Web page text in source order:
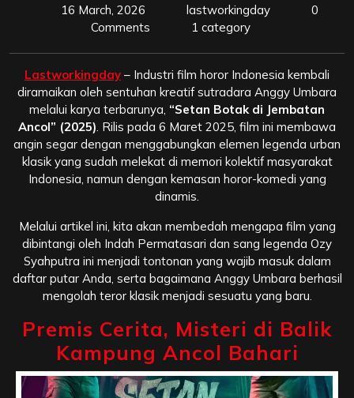
16 March, 2026 lastworkingday
0
Comments
1 category
Lastworkingday – Industri film horor Indonesia kembali
diramaikan oleh sentuhan kreatif sutradara Anggy Umbara
melalui karya terbarunya, “Setan Botak di Jembatan
Ancol” (2025) . Rilis pada 6 Maret 2025, film ini membawa
angin segar dengan menggabungkan elemen legenda urban
klasik yang sudah melekat di memori kolektif masyarakat
Indonesia, namun dengan kemasan horor-komedi yang
dinamis.
Melalui artikel ini, kita akan membedah mengapa film yang
dibintangi oleh Indah Permatasari dan sang legenda Ozy
Syahputra ini menjadi tontonan yang wajib masuk dalam
daftar putar Anda, serta bagaimana Anggy Umbara berhasil
mengolah teror klasik menjadi sesuatu yang baru.
Premis Cerita, Misteri di Balik
Kampung Ancol Bahari